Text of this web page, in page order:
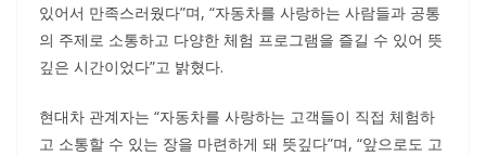
있어서 만족스러웠다”며, “자동차를 사랑하는 사람들과 공통
의 주제로 소통하고 다양한 체험 프로그램을 즐길 수 있어 뜻
깊은 시간이었다”고 밝혔다.
현대차 관계자는 “자동차를 사랑하는 고객들이 직접 체험하
고 소통할 수 있는 장을 마련하게 돼 뜻깊다”며, “앞으로도 고